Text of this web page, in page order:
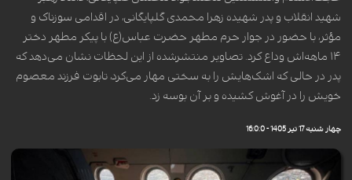
شهید انقلاب و پدر شهیده زهرا محمدی گلپایگانی، در اقدامی سوزناک و
مؤثر، با حضور در جوار حرم مطهر حضرت عباس(ع) با پیکر مطهر دختر
۱۴ ماهه‌اش وداع کرد. تصاویر منتشرشده از این لحظات نشان می‌دهد که
پدر در حالی که اشک‌هایش را به سختی مهار می‌کرد، تابوت فرزند معصوم
خویش را در آغوش کشیده و بر آن بوسه زد.
چهار شنبه 17 تیر 1405 - 16:0:0